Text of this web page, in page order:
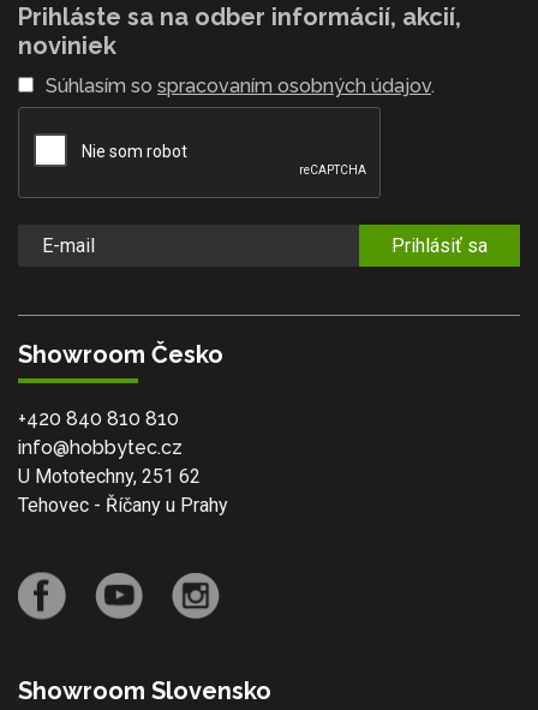
Prihláste sa na odber informácií, akcií,
noviniek
Súhlasím so spracovaním osobných údajov.
Prihlásiť sa
Showroom Česko
+420 840 810 810
info@hobbytec.cz
U Mototechny, 251 62
Tehovec - Říčany u Prahy
Showroom Slovensko